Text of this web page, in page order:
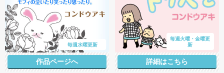
毎週水曜更新
作品ページへ
毎週火曜・金曜更
新
詳細はこちら